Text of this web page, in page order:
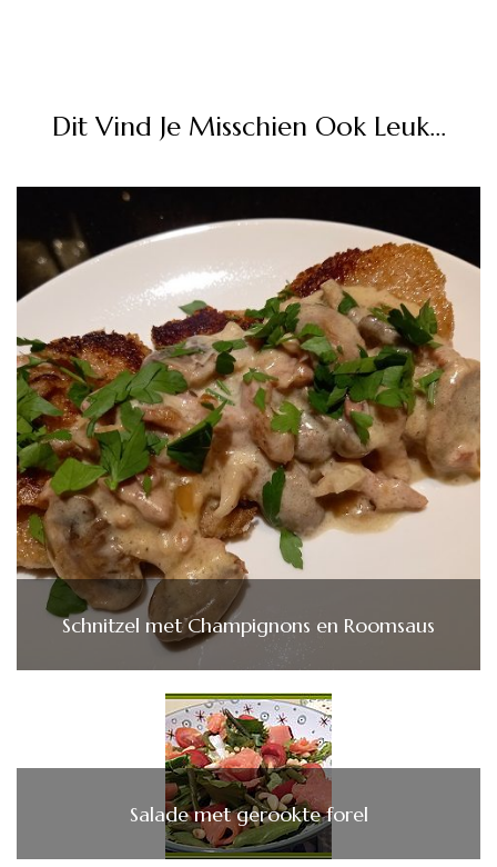
Dit Vind Je Misschien Ook Leuk...
Schnitzel met Champignons en Roomsaus
Salade met gerookte forel